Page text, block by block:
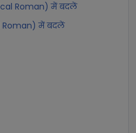
Roman) में बदलें
Roman) में बदलें